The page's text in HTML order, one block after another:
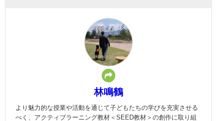
林鳴鶴
より魅力的な授業や活動を通じて子どもたちの学びを充実させる
べく、アクティブラーニング教材＜SEED教材＞の創作に取り組